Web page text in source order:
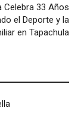
Celebra 33 Años
el Deporte y la
en Tapachula